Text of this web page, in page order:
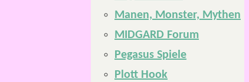
Manen, Monster, Mythen
MIDGARD Forum
Pegasus Spiele
Plott Hook